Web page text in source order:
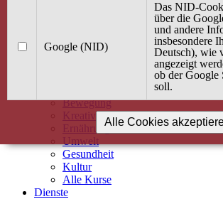
Gemeinsam unterwegs
Angebot / Kurs suchen
Babybauch & Elternschaft
Bewegung
Kreativität
Ernährung
Umwelt
Gesundheit
Kultur
Alle Kurse
Dienste
Google (NID)
Das NID-
über die
und andere
insbesondere
Deutsch), wie
angezeigt
ob der Google
soll.
Alle Cookies